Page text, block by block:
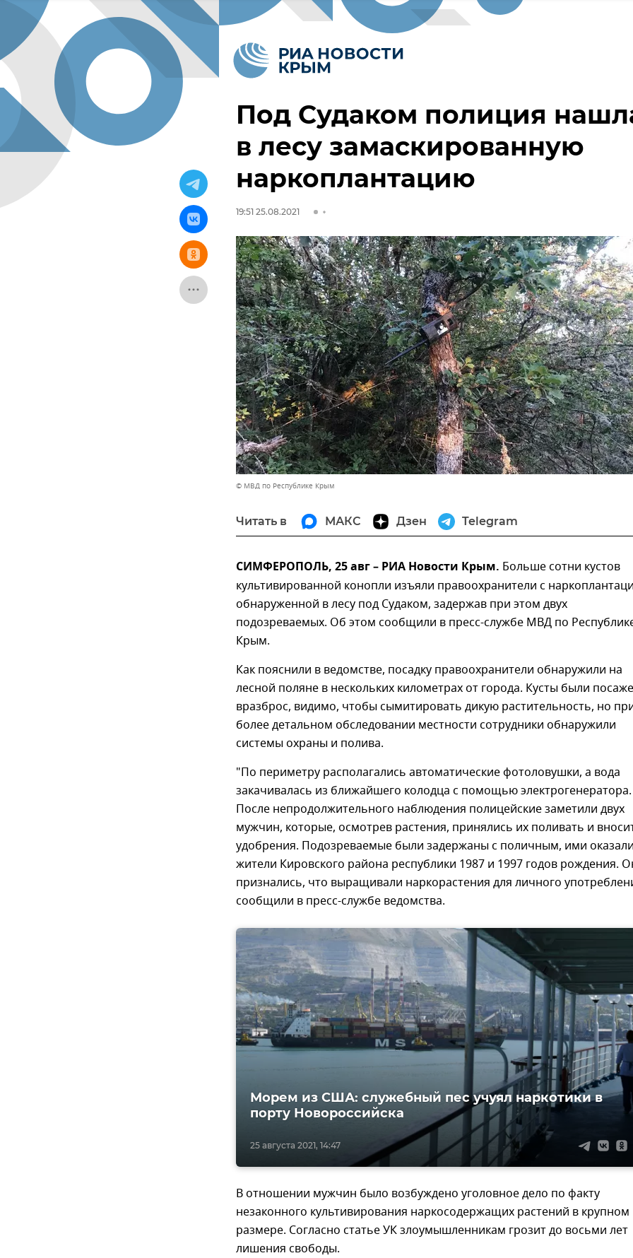
Под Судаком полиция
в лесу замаскированную
наркоплантацию
19:51 25.08.2021
© МВД по Республике Крым
Читать в МАКС Дзен Telegram
СИМФЕРОПОЛЬ, 25 авг – РИА Новости Крым. Больше сотни кустов
культивированной конопли изъяли правоохранители с
обнаруженной в лесу под Судаком, задержав при этом двух
подозреваемых. Об этом сообщили в пресс-службе МВД по
Крым.
Как пояснили в ведомстве, посадку правоохранители обнаружили на
лесной поляне в нескольких километрах от города. Кусты были
вразброс, видимо, чтобы сымитировать дикую растительность, но
более детальном обследовании местности сотрудники обнаружили
системы охраны и полива.
"По периметру располагались автоматические фотоловушки, а вода
закачивалась из ближайшего колодца с помощью электрогенератора.
После непродолжительного наблюдения полицейские заметили двух
мужчин, которые, осмотрев растения, принялись их поливать и
удобрения. Подозреваемые были задержаны с поличным, ими
жители Кировского района республики 1987 и 1997 годов рождения.
признались, что выращивали наркорастения для личного
сообщили в пресс-службе ведомства.
25 августа 2021, 14:47
Морем из США: служебный пес учуял наркотики в
порту Новороссийска
В отношении мужчин было возбуждено уголовное дело по факту
незаконного культивирования наркосодержащих растений в крупном
размере. Согласно статье УК злоумышленникам грозит до восьми лет
лишения свободы.